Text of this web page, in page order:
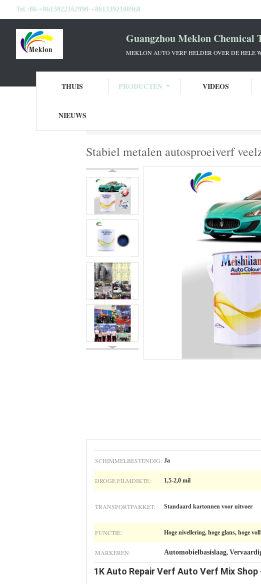
Tel.:86-+8613822162990-+8613392100968
Guangzhou Meklon Chemical
MEKLON AUTO VERF HELDER OVER DE HELE
THUIS PRODUCTEN VIDEOS
NIEUWS
Stabiel metalen autosproeiverf
SCHIMMELBESTENDIG: Ja
DROGE FILMDIKTE: 1,5-2,0 mil
TRANSPORTPAKKET: Standaard kartonnen voor uitvoer
FUNCTIE: Hoge nivellering, hoge glans, hoge
MARKEREN: Automobielbasislaag,
1K Auto Repair Verf Auto Verf Mix